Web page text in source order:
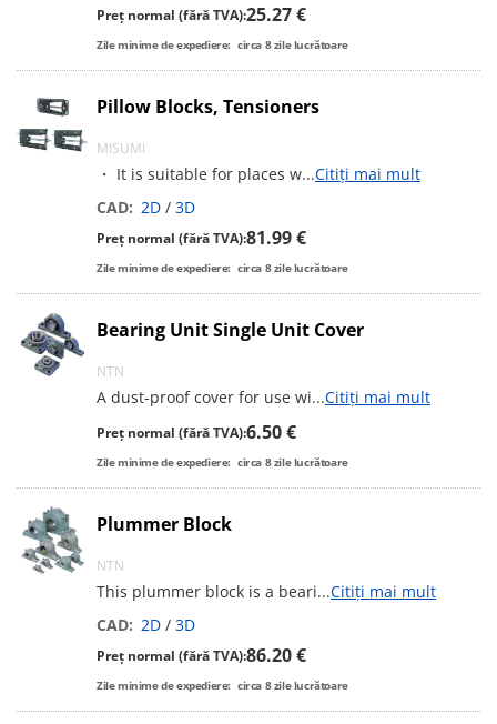
Preț normal (fără TVA):25.27 €
Zile minime de expediere: circa 8zile lucrătoare
Pillow Blocks, Tensioners
MISUMI
・ It is suitable for places w...Citiți mai mult
CAD: 2D / 3D
Preț normal (fără TVA):81.99 €
Zile minime de expediere: circa 8zile lucrătoare
Bearing Unit Single Unit Cover
NTN
A dust-proof cover for use wi...Citiți mai mult
Preț normal (fără TVA):6.50 €
Zile minime de expediere: circa 8zile lucrătoare
Plummer Block
NTN
This plummer block is a beari...Citiți mai mult
CAD: 2D / 3D
Preț normal (fără TVA):86.20 €
Zile minime de expediere: circa 8zile lucrătoare